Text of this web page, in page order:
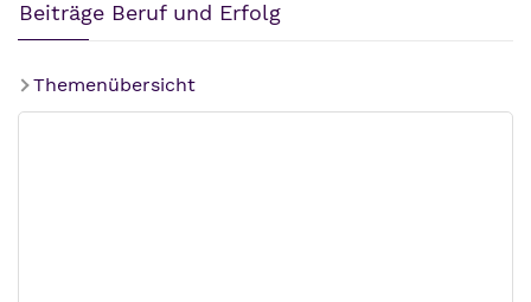
Beiträge Beruf und Erfolg
Themenübersicht